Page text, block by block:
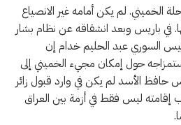
الخميني. لم يكن أمامه غير الانصياع
في باريس وبعد انشقاقه عن نظام بشار
السوري عبد الحليم خدام إن
حول إمكان مجيء الخميني إلى
حافظ الأسد لم يكن في وارد قبول زائر
ليس فقط في أزمة بين العراق